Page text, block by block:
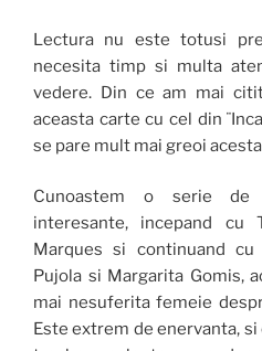
Lectura nu este totusi
necesita timp si multa
vedere. Din ce am mai
aceasta carte cu cel din
se pare mult mai greoi
Cunoastem o serie de
interesante, incepand cu
Marques si continuand cu
Pujola si Margarita Gomis,
mai nesuferita femeie
Este extrem de enervanta,